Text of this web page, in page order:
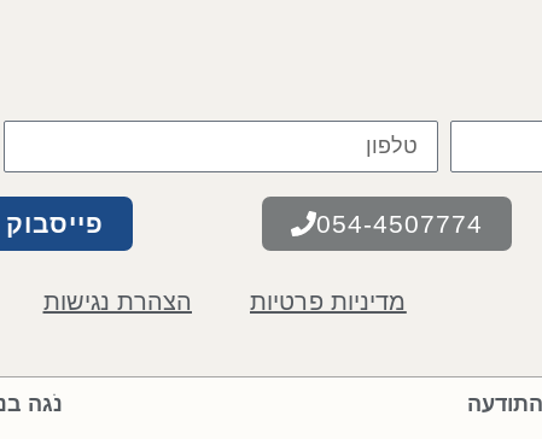
054-4507774 פייסבוק
הצהרת נגישות מדיניות פרטיות
נֹגה